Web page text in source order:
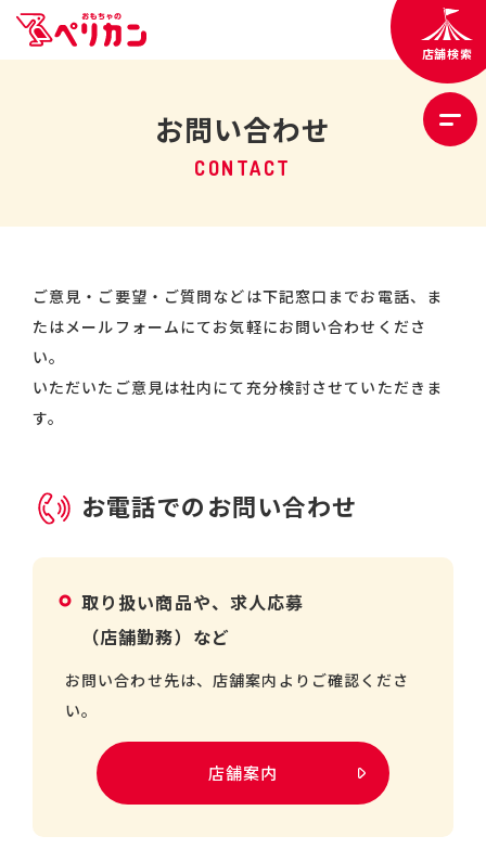
店舗検索
お問い合わせ
CONTACT
ご意見・ご要望・ご質問などは下記窓口までお電話、ま
たはメールフォームにてお気軽にお問い合わせくださ
い。
いただいたご意見は社内にて充分検討させていただきま
す。
お電話でのお問い合わせ
取り扱い商品や、求人応募
（店舗勤務）など
お問い合わせ先は、店舗案内よりご確認くださ
い。
店舗案内